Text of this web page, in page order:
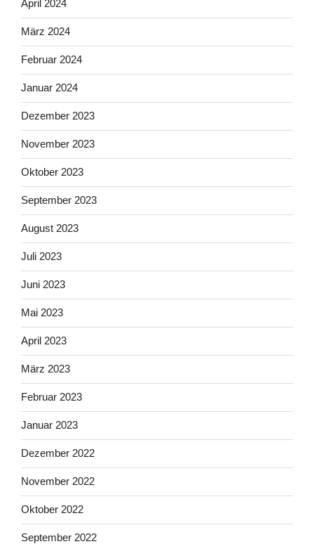
April 2024
März 2024
Februar 2024
Januar 2024
Dezember 2023
November 2023
Oktober 2023
September 2023
August 2023
Juli 2023
Juni 2023
Mai 2023
April 2023
März 2023
Februar 2023
Januar 2023
Dezember 2022
November 2022
Oktober 2022
September 2022